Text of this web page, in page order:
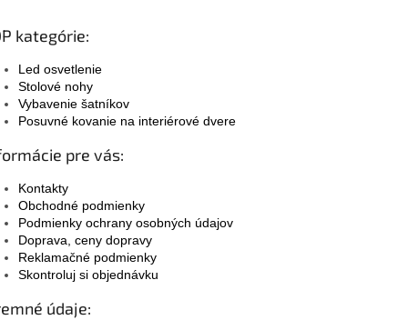
kategórie:
Led osvetlenie
Stolové nohy
Vybavenie šatníkov
Posuvné kovanie na interiérové dvere
pre vás:
Kontakty
Obchodné podmienky
Podmienky ochrany osobných údajov
Doprava, ceny dopravy
Reklamačné podmienky
Skontroluj si objednávku
údaje: